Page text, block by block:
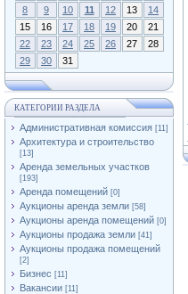
8
9 10 11 12 13
14
15
16 17 18 19 20
21
22
23 24 25 26 27
28
29
30 31
КАТЕГОРИИ РАЗДЕЛА
Административная комиссия [11]
Архитектура и строительство
[13]
Аренда земельных участков
[193]
Аренда помещений [0]
Аукционы аренда земли [58]
Аукционы аренда помещений [0]
Аукционы продажа земли [41]
Аукционы продажа помещений
[2]
Бизнес [11]
Вакансии [11]